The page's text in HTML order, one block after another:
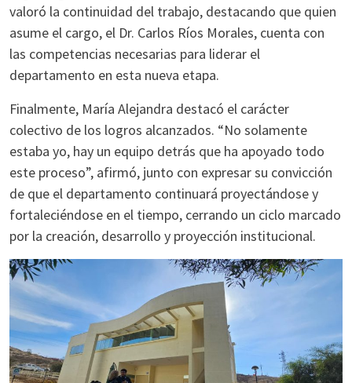
valoró la continuidad del trabajo, destacando que quien
asume el cargo, el Dr. Carlos Ríos Morales, cuenta con
las competencias necesarias para liderar el
departamento en esta nueva etapa.
Finalmente, María Alejandra destacó el carácter
colectivo de los logros alcanzados. “No solamente
estaba yo, hay un equipo detrás que ha apoyado todo
este proceso”, afirmó, junto con expresar su convicción
de que el departamento continuará proyectándose y
fortaleciéndose en el tiempo, cerrando un ciclo marcado
por la creación, desarrollo y proyección institucional.